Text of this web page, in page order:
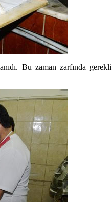
Bu zaman zarfında gerekli